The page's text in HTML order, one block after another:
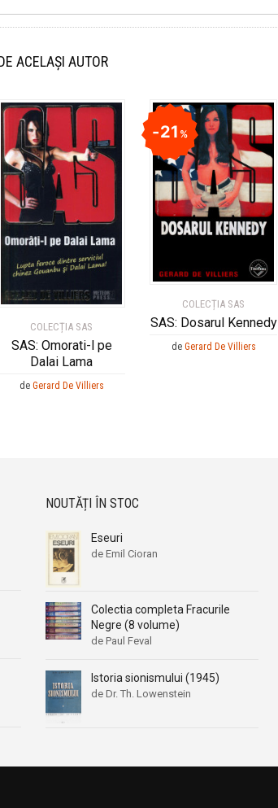
ACELAȘI AUTOR
COLECȚIA SAS
SAS: Omorati-l pe
Dalai Lama
de Gerard De Villiers
COLECȚIA SAS
SAS: Dosarul Kennedy
21%
de Gerard De Villiers
NOUTĂȚI ÎN STOC
Eseuri
de Emil Cioran
Colectia completa Fracurile
Negre (8 volume)
de Paul Feval
Istoria sionismului (1945)
de Dr. Th. Lowenstein